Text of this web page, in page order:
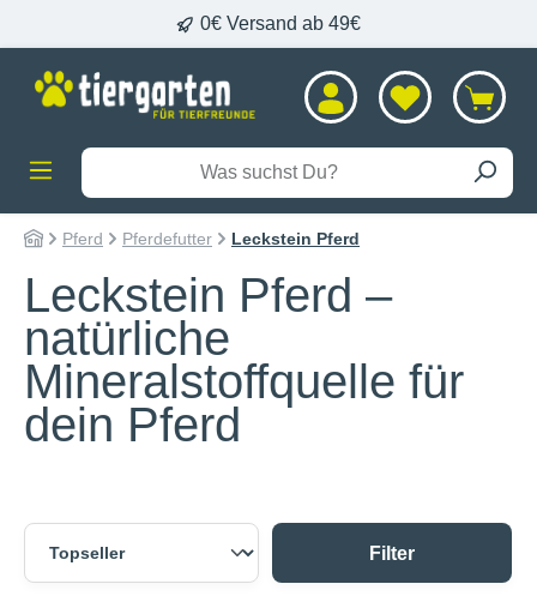
0€ Versand ab 49€
Pferd Pferdefutter Leckstein Pferd
Leckstein Pferd –
natürliche
Mineralstoffquelle für
dein Pferd
Filter